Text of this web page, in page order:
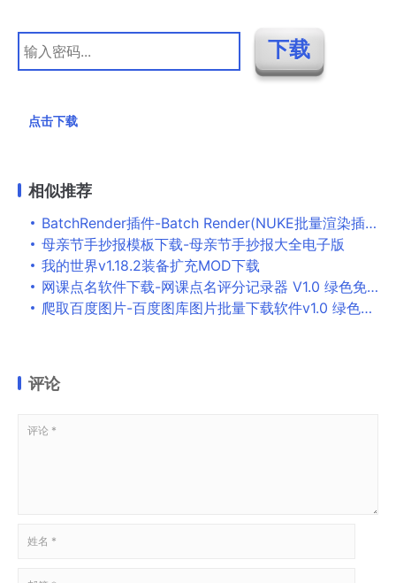
点击下载
相似推荐
BatchRender插件-Batch Render(NUKE批量渲染插件)下载 v1.2 免费版
母亲节手抄报模板下载-母亲节手抄报大全电子版
我的世界v1.18.2装备扩充MOD下载
网课点名软件下载-网课点名评分记录器 V1.0 绿色免费版
爬取百度图片-百度图库图片批量下载软件v1.0 绿色免费版
评论